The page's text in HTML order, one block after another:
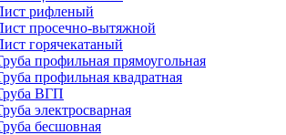
рифленый
просечно-вытяжной
горячекатаный
профильная прямоугольная
профильная квадратная
ВГП
электросварная
бесшовная